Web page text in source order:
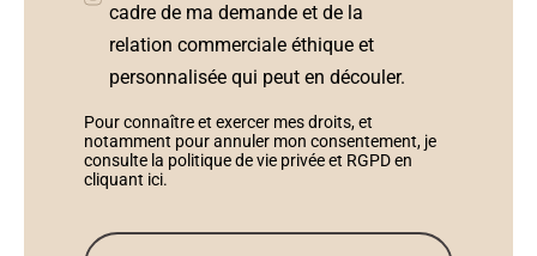
cadre de ma demande et de la
relation commerciale éthique et
personnalisée qui peut en découler.
Pour connaître et exercer mes droits, et
notamment pour annuler mon consentement, je
consulte la politique de vie privée et RGPD en
cliquant ici.